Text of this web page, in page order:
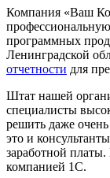
Компания «Ваш
программных
Ленинградской
отчетности для
Штат нашей
специалисты
решить даже
это и
заработной
компанией 1С.